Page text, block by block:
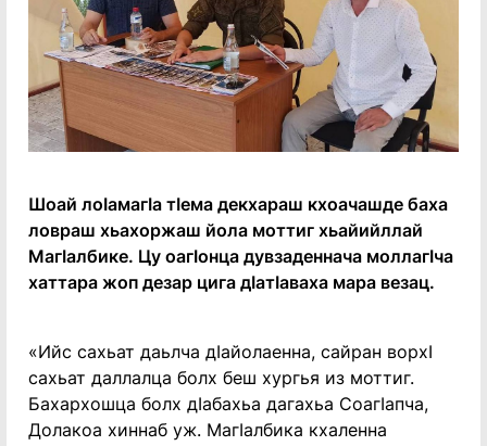
Шоай лоӀамагӀа тӀема декхараш кхоачашде баха
ловраш хьахоржаш йола моттиг хьайийллай
МагӀалбике. Цу оагӀонца дувзаденнача моллагӀча
хаттара жоп дезар цига дӀатӀаваха мара везац.
«Ийс сахьат даьлча дӀайолаенна, сайран ворхӀ
сахьат даллалца болх беш хургья из моттиг.
Бахархошца болх дӀабахьа дагахьа СоагӀапча,
Долакоа хиннаб уж. МагӀалбика кхаленна